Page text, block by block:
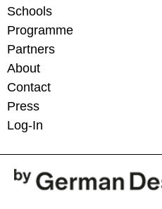
Schools
Programme
Partners
About
Contact
Press
Log-In